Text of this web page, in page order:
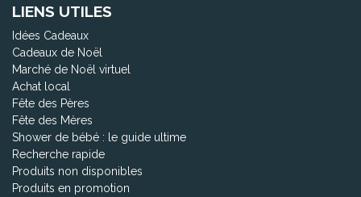
LIENS UTILES
Idées Cadeaux
Cadeaux de Noël
Marché de Noël virtuel
Achat local
Fête des Pères
Fête des Mères
Shower de bébé : le guide ultime
Recherche rapide
Produits non disponibles
Produits en promotion